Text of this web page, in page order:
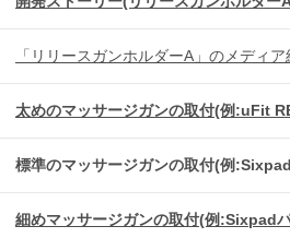
「リリースガンホルダーA」のメディア
太めのマッサージガンの取付(例:uFit
標準のマッサージガンの取付(例
細めマッサージガンの取付(例:Sixpad